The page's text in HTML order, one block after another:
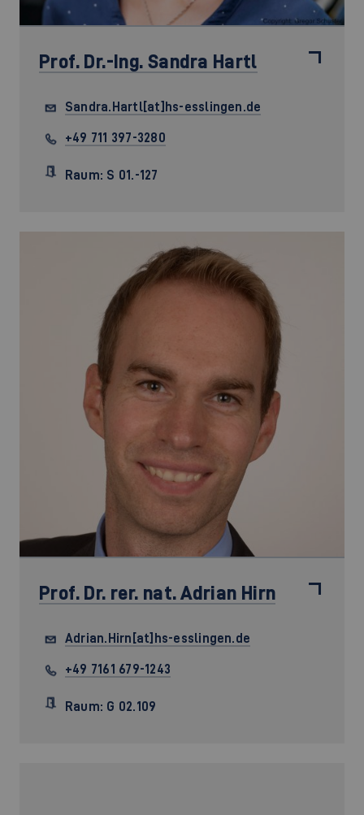
Prof. Dr.-Ing. Sandra Hartl
Sandra.Hartl[at]hs-esslingen.de
+49 711 397-3280
Raum: S 01.-127
Prof. Dr. rer. nat.Adrian Hirn
Adrian.Hirn[at]hs-esslingen.de
+49 7161 679-1243
Raum: G 02.109